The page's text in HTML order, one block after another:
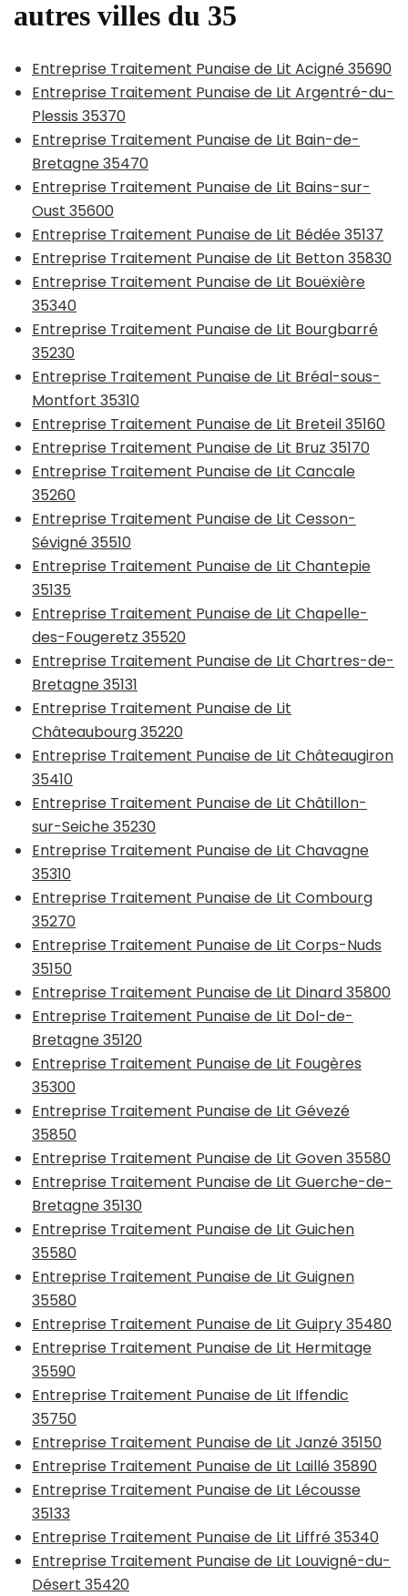
autres villes du 35
Entreprise Traitement Punaise de Lit Acigné 35690
Entreprise Traitement Punaise de Lit Argentré-du-
Plessis 35370
Entreprise Traitement Punaise de Lit Bain-de-
Bretagne 35470
Entreprise Traitement Punaise de Lit Bains-sur-
Oust 35600
Entreprise Traitement Punaise de Lit Bédée 35137
Entreprise Traitement Punaise de Lit Betton 35830
Entreprise Traitement Punaise de Lit Bouëxière
35340
Entreprise Traitement Punaise de Lit Bourgbarré
35230
Entreprise Traitement Punaise de Lit Bréal-sous-
Montfort 35310
Entreprise Traitement Punaise de Lit Breteil 35160
Entreprise Traitement Punaise de Lit Bruz 35170
Entreprise Traitement Punaise de Lit Cancale
35260
Entreprise Traitement Punaise de Lit Cesson-
Sévigné 35510
Entreprise Traitement Punaise de Lit Chantepie
35135
Entreprise Traitement Punaise de Lit Chapelle-
des-Fougeretz 35520
Entreprise Traitement Punaise de Lit Chartres-de-
Bretagne 35131
Entreprise Traitement Punaise de Lit
Châteaubourg 35220
Entreprise Traitement Punaise de Lit Châteaugiron
35410
Entreprise Traitement Punaise de Lit Châtillon-
sur-Seiche 35230
Entreprise Traitement Punaise de Lit Chavagne
35310
Entreprise Traitement Punaise de Lit Combourg
35270
Entreprise Traitement Punaise de Lit Corps-Nuds
35150
Entreprise Traitement Punaise de Lit Dinard 35800
Entreprise Traitement Punaise de Lit Dol-de-
Bretagne 35120
Entreprise Traitement Punaise de Lit Fougères
35300
Entreprise Traitement Punaise de Lit Gévezé
35850
Entreprise Traitement Punaise de Lit Goven 35580
Entreprise Traitement Punaise de Lit Guerche-de-
Bretagne 35130
Entreprise Traitement Punaise de Lit Guichen
35580
Entreprise Traitement Punaise de Lit Guignen
35580
Entreprise Traitement Punaise de Lit Guipry 35480
Entreprise Traitement Punaise de Lit Hermitage
35590
Entreprise Traitement Punaise de Lit Iffendic
35750
Entreprise Traitement Punaise de Lit Janzé 35150
Entreprise Traitement Punaise de Lit Laillé 35890
Entreprise Traitement Punaise de Lit Lécousse
35133
Entreprise Traitement Punaise de Lit Liffré 35340
Entreprise Traitement Punaise de Lit Louvigné-du-
Désert 35420